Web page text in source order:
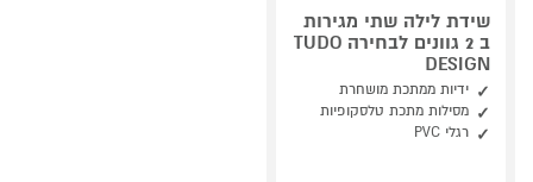
שידת לילה שתי מגירות
ב 2 גוונים לבחירה TUDO
DESIGN
ידיות ממתכת מושחרת
מסילות מתכת טלסקופיות
רגלי PVC